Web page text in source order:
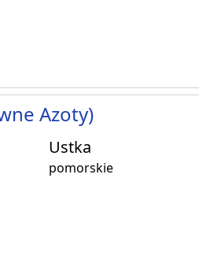
Azoty)
Ustka
pomorskie